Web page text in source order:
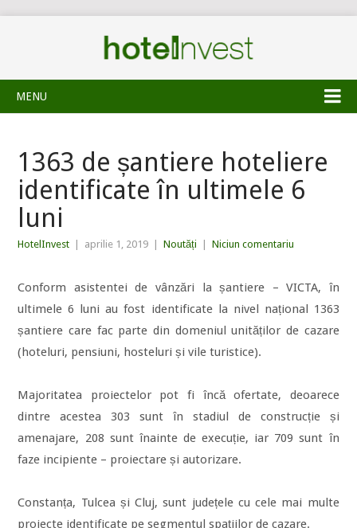
MENU
1363 de șantiere hoteliere
identificate în ultimele 6
luni
HotelInvest aprilie 1, 2019 Noutăți Niciun comentariu
Conform asistentei de vânzări la șantiere – VICTA, în
ultimele 6 luni au fost identificate la nivel național 1363
șantiere care fac parte din domeniul unităților de cazare
(hoteluri, pensiuni, hosteluri și vile turistice).
Majoritatea proiectelor pot fi încă ofertate, deoarece
dintre acestea 303 sunt în stadiul de construcție și
amenajare, 208 sunt înainte de execuție, iar 709 sunt în
faze incipiente – proiectare și autorizare.
Constanța, Tulcea și Cluj, sunt județele cu cele mai multe
proiecte identificate pe segmentul spațiilor de cazare.